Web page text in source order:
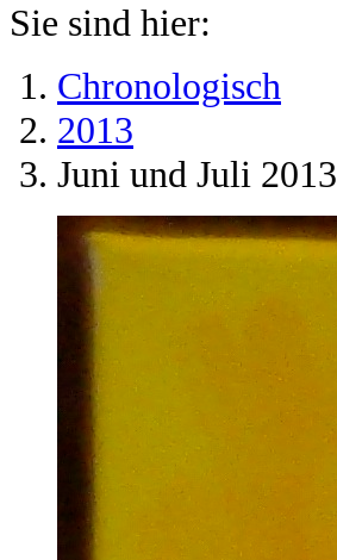
Sie sind hier:
Chronologisch
2013
Juni und Juli 2013